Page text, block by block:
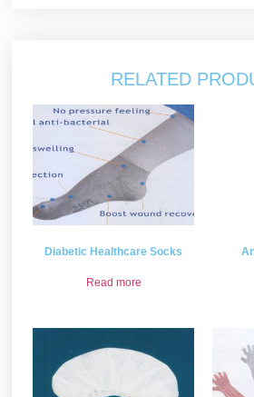
RELATED
Diabetic Healthcare Socks
Read more